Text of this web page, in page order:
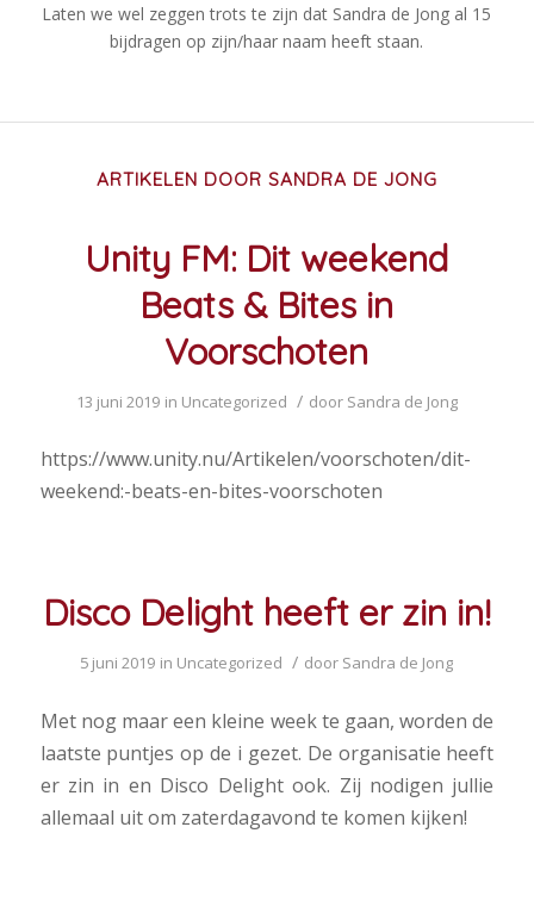
Laten we wel zeggen trots te zijn dat Sandra de Jong al 15
bijdragen op zijn/haar naam heeft staan.
ARTIKELEN DOOR SANDRA DE JONG
Unity FM: Dit weekend
Beats & Bites in
Voorschoten
13 juni 2019 in Uncategorized / door Sandra de Jong
https://www.unity.nu/Artikelen/voorschoten/dit-
weekend:-beats-en-bites-voorschoten
Disco Delight heeft er zin in!
5 juni 2019 in Uncategorized / door Sandra de Jong
Met nog maar een kleine week te gaan, worden de
laatste puntjes op de i gezet. De organisatie heeft
er zin in en Disco Delight ook. Zij nodigen jullie
allemaal uit om zaterdagavond te komen kijken!